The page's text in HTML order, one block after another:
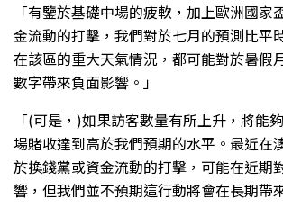
「有鑒於基礎中場的疲軟，加上歐洲國家
金流動的打擊，我們對於七月的預測比平
在該區的重大天氣情況，都可能對於暑假
數字帶來負面影響。」
「(可是，)如果訪客數量有所上升，將能
場賭收達到高於我們預期的水平。最近在
於換錢黨或資金流動的打擊，可能在近期
響，但我們並不預期這行動將會在長期帶